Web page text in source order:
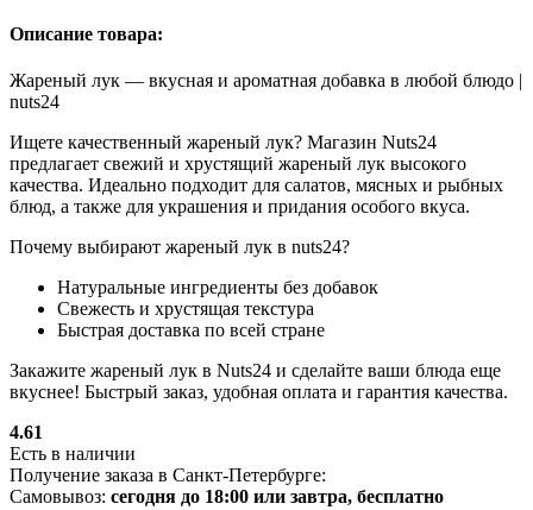
Описание товара:
Жареный лук — вкусная и ароматная добавка в любой блюдо |
nuts24
Ищете качественный жареный лук? Магазин Nuts24
предлагает свежий и хрустящий жареный лук высокого
качества. Идеально подходит для салатов, мясных и рыбных
блюд, а также для украшения и придания особого вкуса.
Почему выбирают жареный лук в nuts24?
Натуральные ингредиенты без добавок
Свежесть и хрустящая текстура
Быстрая доставка по всей стране
Закажите жареный лук в Nuts24 и сделайте ваши блюда еще
вкуснее! Быстрый заказ, удобная оплата и гарантия качества.
4.61
Есть в наличии
Получение заказа в Санкт-Петербурге:
Самовывоз: сегодня до 18:00 или завтра, бесплатно